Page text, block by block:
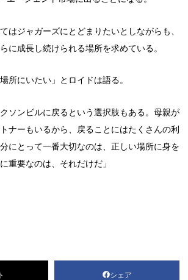
はジャガーズにとどまりたいとしながらも、
に成長し続けられる場所を求めている。
所にいたい」とロイドは語る。
クソンビルに戻るという選択肢もある。母親が
ナーもいるから、戻ることにはたくさんの利
にとって一番大切なのは、正しい場所に身を
重要なのは、それだけだ」
シェア